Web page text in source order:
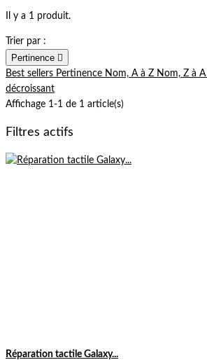
Il y a 1 produit.
Trier par :
Pertinence 
Best sellers Pertinence Nom, A à Z Nom, Z à A
décroissant
Affichage 1-1 de 1 article(s)
Filtres actifs
Réparation tactile Galaxy...